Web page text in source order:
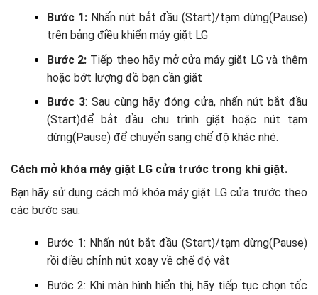
Bước 1: Nhấn nút bắt đầu (Start)/tạm dừng(Pause)
trên bảng điều khiển máy giặt LG
Bước 2: Tiếp theo hãy mở cửa máy giặt LG và thêm
hoặc bớt lượng đồ bạn cần giặt
Bước 3: Sau cùng hãy đóng cửa, nhấn nút bắt đầu
(Start)để bắt đầu chu trình giặt hoặc nút tạm
dừng(Pause) để chuyển sang chế độ khác nhé.
Cách mở khóa máy giặt LG cửa trước trong khi giặt.
Bạn hãy sử dụng cách mở khóa máy giặt LG cửa trước theo
các bước sau:
Bước 1: Nhấn nút bắt đầu (Start)/tạm dừng(Pause)
rồi điều chỉnh nút xoay về chế độ vắt
Bước 2: Khi màn hình hiển thị, hãy tiếp tục chọn tốc